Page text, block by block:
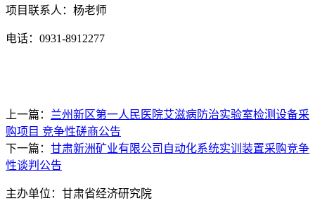
项目联系人：杨老师
电话： 0931-8912277
上一篇： 兰州新区第一人民医院艾滋病防治实验室检测设备采
购项目 竞争性磋商公告
下一篇： 甘肃新洲矿业有限公司自动化系统实训装置采购竞争
性谈判公告
主办单位：甘肃省经济研究院